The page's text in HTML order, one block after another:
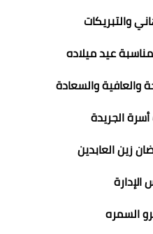
والتبريكات
عيد ميلاده
والعافية والسعادة
الجريدة
زين العابدين
السمره